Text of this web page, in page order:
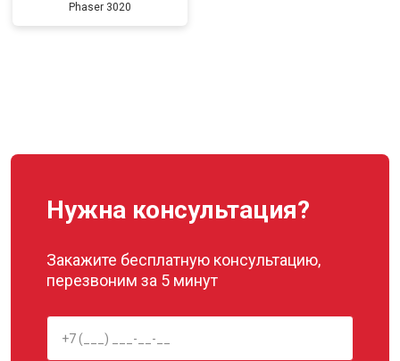
Phaser 3020
Нужна консультация?
Закажите бесплатную консультацию,
перезвоним за 5 минут